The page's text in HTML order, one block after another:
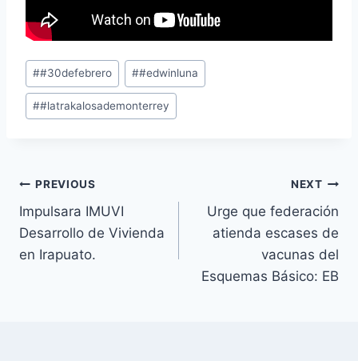
##30defebrero ##edwinluna
##latrakalosademonterrey
PREVIOUS
Impulsara IMUVI
Desarrollo de Vivienda
en Irapuato.
NEXT
Urge que federación
atienda escases de
vacunas del
Esquemas Básico: EB